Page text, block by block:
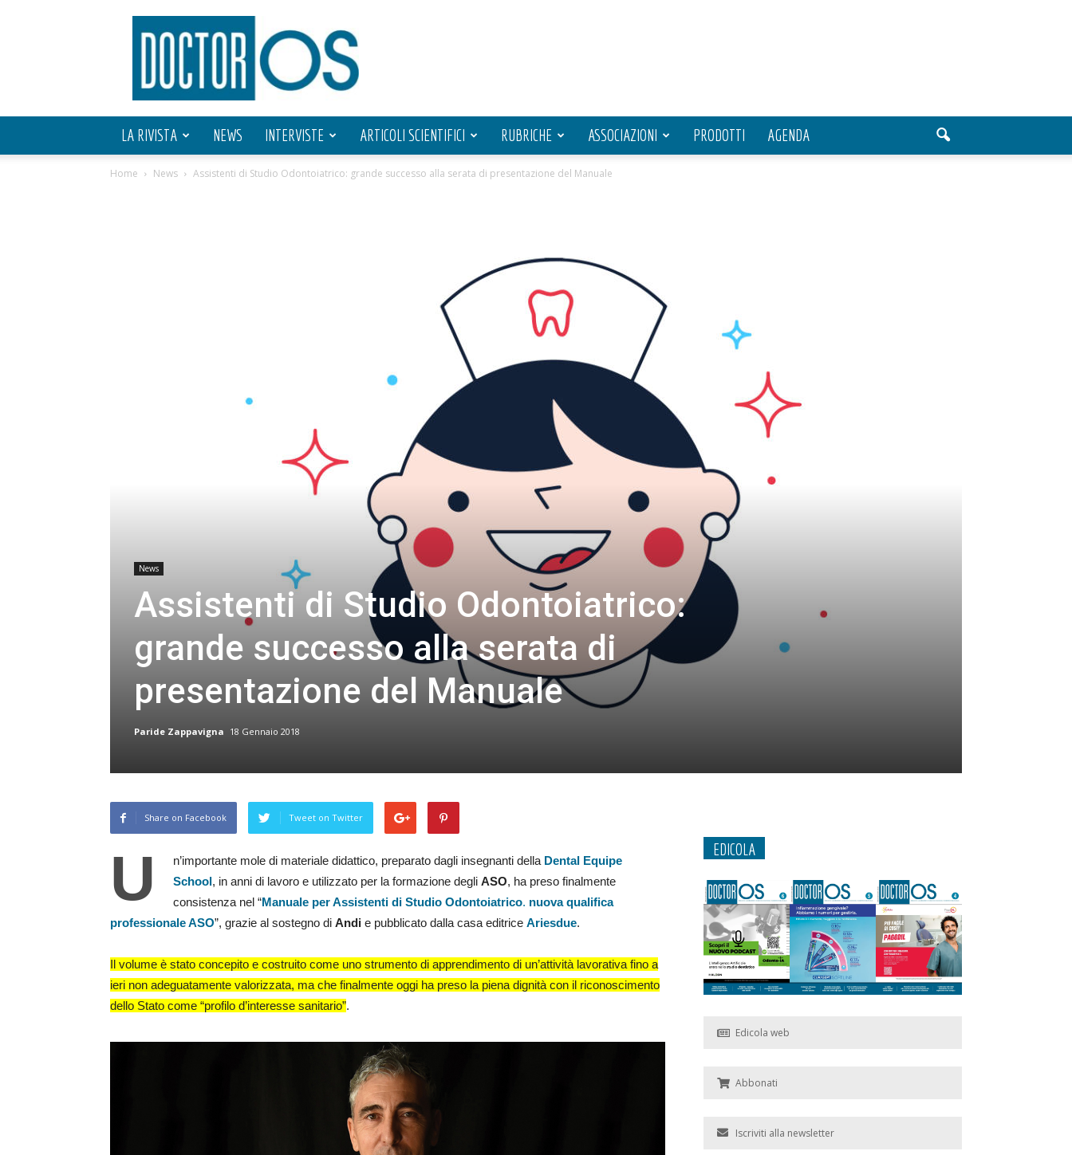
Doctor
OS
LA RIVISTA NEWS INTERVISTE ARTICOLI SCIENTIFICI RUBRICHE ASSOCIAZIONI PRODOTTI AGENDA
Home News Assistenti di Studio Odontoiatrico: grande successo alla serata di presentazione del Manuale
News
Assistenti di Studio Odontoiatrico:
grande successo alla serata di
presentazione del Manuale
Paride Zappavigna 18 Gennaio 2018
Share on Facebook Tweet on Twitter
U n’importante mole di materiale didattico, preparato dagli insegnanti della Dental Equipe
School, in anni di lavoro e utilizzato per la formazione degli ASO, ha preso finalmente
consistenza nel “Manuale per Assistenti di Studio Odontoiatrico. nuova qualifica
professionale ASO”, grazie al sostegno di Andi e pubblicato dalla casa editrice Ariesdue.
Il volume è stato concepito e costruito come uno strumento di apprendimento di un’attività lavorativa fino a
ieri non adeguatamente valorizzata, ma che finalmente oggi ha preso la piena dignità con il riconoscimento
dello Stato come “profilo d’interesse sanitario”.
EDICOLA
Edicola web
Abbonati
Iscriviti alla newsletter